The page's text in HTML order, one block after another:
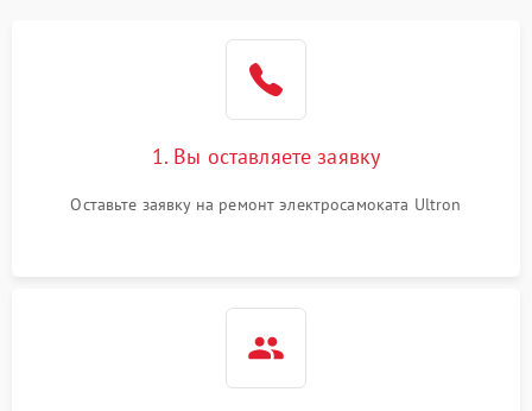
1. Вы оставляете заявку
Оставьте заявку на ремонт электросамоката Ultron